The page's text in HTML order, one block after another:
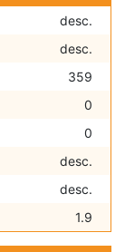
desc.
desc.
359
0
0
desc.
desc.
1.9